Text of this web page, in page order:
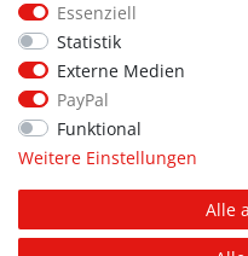
Informationen für Vereine
Informationen zur
Newsletter-Anmeldung
© Copyright 2026 | Alle
Unsere Shopmarken:
Essenziell
Statistik
Externe Medien
PayPal
Funktional
Weitere Einstellungen
Alle